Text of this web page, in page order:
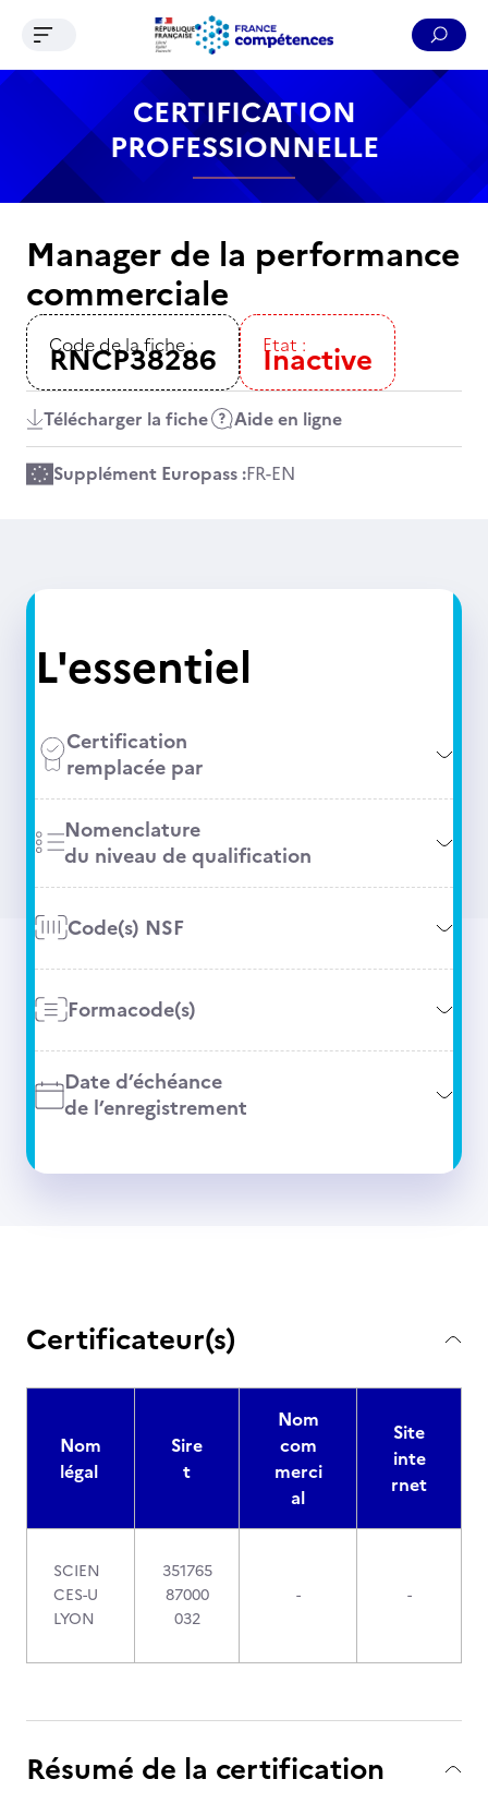
Contenu Recherche Menu Pied de page
Ouvrir le menu de navigation
CERTIFICATION
PROFESSIONNELLE
Manager de la performance
commerciale
Code de la fiche :
RNCP38286 Etat :
Inactive
Télécharger la fiche Aide en ligne
Supplément Europass :FR-EN
L'essentiel
Certification
remplacée par
Nomenclature
du niveau de qualification
Code(s) NSF
Formacode(s)
Date d’échéance
de l’enregistrement
Certificateur(s)
Nom
légal
Sire
t
Nom
com
merci
al
Site
inte
rnet
SCIEN
CES-U
LYON
351765
87000
032
- -
Résumé de la certification